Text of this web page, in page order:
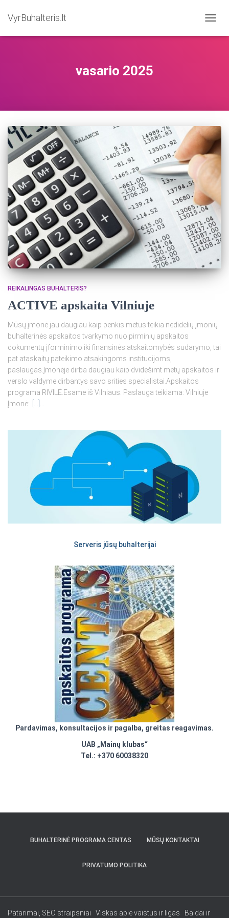
VyrBuhalteris.lt
vasario 2025
REIKALINGAS BUHALTERIS?
ACTIVE apskaita Vilniuje
Mūsų įmonė jau daugiau kaip penkis metus teikia nedidelių įmonių
buhalterinės apskaitos tvarkymo nuo pirminių apskaitos
dokumentų įforminimo iki finansinės atskaitomybės sudarymo, tai
pat ataskaitų pateikimo atsakingoms institucijoms,
paslaugas.Įmonėje dirba daugiau kaip dvidešimt metų apskaitos ir
verslo valdyme dirbantys savo srities specialistai.Apskaitos
programa RIVILĖ.Esame iš Vilniaus. Paslauga teikiama: Vilniuje
Įmonė:
Serveris jūsų buhalterijai
Pardavimas, konsultacijos ir pagalba, greitas reagavimas.
UAB „Mainų klubas“
Tel.: +370 60038320
BUHALTERINĖ PROGRAMA CENTAS MŪSŲ KONTAKTAI
PRIVATUMO POLITIKA
Patarimai, SEO straipsniai Viskas apie vaistus ir ligas Baldai ir